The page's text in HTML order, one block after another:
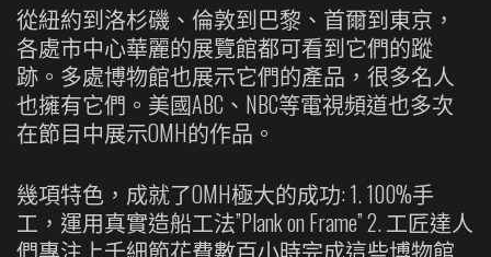
從紐約到洛杉磯、倫敦到巴黎、首爾到東京，
各處市中心華麗的展覽館都可看到它們的蹤
跡。多處博物館也展示它們的產品，很多名人
也擁有它們。美國ABC、NBC等電視頻道也多次
在節目中展示OMH的作品。
幾項特色，成就了OMH極大的成功: 1. 100%手
工，運用真實造船工法”Plank on Frame” 2. 工匠達人
們專注上千細節花費數百小時完成這些博物館